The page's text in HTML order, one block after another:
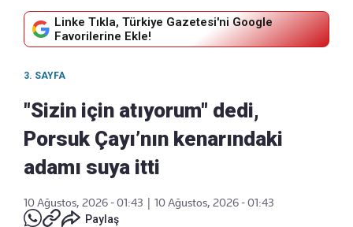
Linke Tıkla, Türkiye Gazetesi'ni Google
Favorilerine Ekle!
3. SAYFA
"Sizin için atıyorum" dedi,
Porsuk Çayı’nın kenarındaki
adamı suya itti
10 Ağustos, 2026 - 01:43
10 Ağustos, 2026 - 01:43
Paylaş